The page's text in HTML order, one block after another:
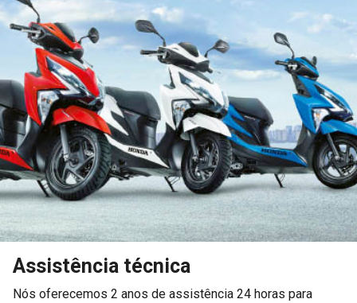
Assistência técnica
Nós oferecemos 2 anos de assistência 24 horas para